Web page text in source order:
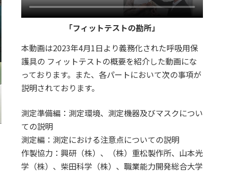
「フィットテストの勘所」
本動画は2023年4月1日より義務化された呼吸用保
護具の フィットテストの概要を紹介した動画にな
っております。また、各パートにおいて次の事項が
説明されております。
測定準備編：測定環境、測定機器及びマスクについ
ての説明
測定編：測定における注意点についての説明
作製協力：興研（株）、（株）重松製作所、山本光
学（株）、柴田科学（株）、職業能力開発総合大学